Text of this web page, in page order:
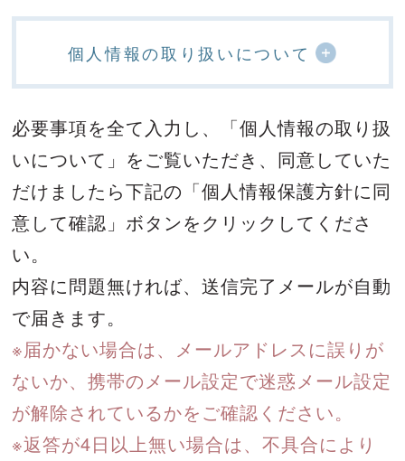
個人情報の取り扱いについて
必要事項を全て入力し、「個人情報の取り扱
いについて」をご覧いただき、 同意していた
だけましたら下記の「個人情報保護方針に同
意して確認」ボタンをクリックしてくださ
い。
内容に問題無ければ、送信完了メールが自動
で届きます。
※届かない場合は、メールアドレスに誤りが
ないか、携帯のメール設定で迷惑メール設定
が解除されているかをご確認ください。
※返答が4日以上無い場合は、不具合により